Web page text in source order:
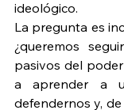
ideológico.
La pregunta es
¿queremos
pasivos del
a aprender a
defendernos y,